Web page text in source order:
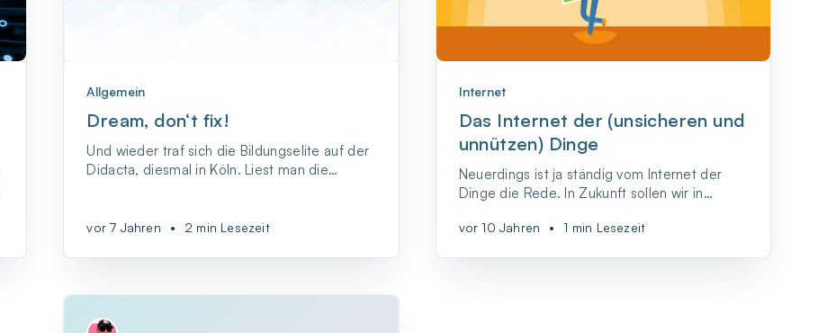
Allgemein
Dream, don‘t fix!
Und wieder traf sich die Bildungselite auf der
Didacta, diesmal in Köln. Liest man die
vor 7 Jahren • 2 min Lesezeit
Internet
Das Internet der (unsicheren und
unnützen) Dinge
Neuerdings ist ja ständig vom Internet der
Dinge die Rede. In Zukunft sollen wir in
Waschmaschine, Heizung usw. – alle
vor 10 Jahren • 1 min Lesezeit